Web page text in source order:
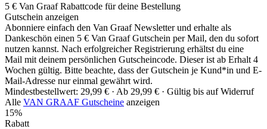
5 € Van Graaf Rabattcode für deine Bestellung
Gutschein anzeigen
Abonniere einfach den Van Graaf Newsletter und erhalte als
Dankeschön einen 5 € Van Graaf Gutschein per Mail, den du sofort
nutzen kannst. Nach erfolgreicher Registrierung erhältst du eine
Mail mit deinem persönlichen Gutscheincode. Dieser ist ab Erhalt 4
Wochen gültig. Bitte beachte, dass der Gutschein je Kund*in und E-
Mail-Adresse nur einmal gewährt wird.
Mindestbestellwert: 29,99 € · Ab 29,99 € · Gültig bis auf Widerruf
Alle VAN GRAAF Gutscheine anzeigen
15%
Rabatt